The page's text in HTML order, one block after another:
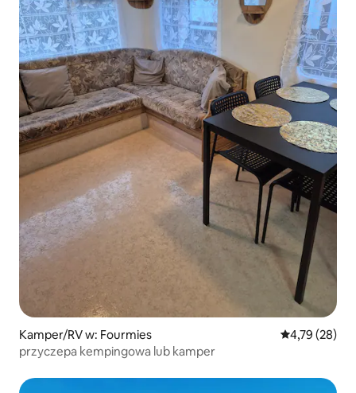
Kamper/RV w: Fourmies Średnia
4,79 (28)
przyczepa kempingowa lub kamper